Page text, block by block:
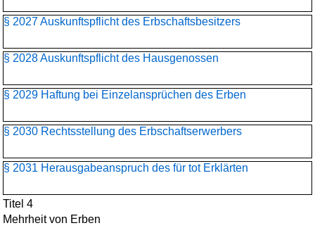
§ 2027 Auskunftspflicht des Erbschaftsbesitzers
§ 2028 Auskunftspflicht des Hausgenossen
§ 2029 Haftung bei Einzelansprüchen des Erben
§ 2030 Rechtsstellung des Erbschaftserwerbers
§ 2031 Herausgabeanspruch des für tot Erklärten
Titel 4
Mehrheit von Erben